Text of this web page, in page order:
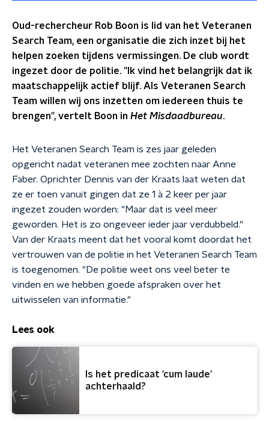
Oud-rechercheur Rob Boon is lid van het Veteranen
Search Team, een organisatie die zich inzet bij het
helpen zoeken tijdens vermissingen. De club wordt
ingezet door de politie. "Ik vind het belangrijk dat ik
maatschappelijk actief blijf. Als Veteranen Search
Team willen wij ons inzetten om iedereen thuis te
brengen", vertelt Boon in Het Misdaadbureau.
Het Veteranen Search Team is zes jaar geleden
opgericht nadat veteranen mee zochten naar Anne
Faber. Oprichter Dennis van der Kraats laat weten dat
ze er toen vanuit gingen dat ze 1 à 2 keer per jaar
ingezet zouden worden: "Maar dat is veel meer
geworden. Het is zo ongeveer ieder jaar verdubbeld."
Van der Kraats meent dat het vooral komt doordat het
vertrouwen van de politie in het Veteranen Search Team
is toegenomen. "De politie weet ons veel beter te
vinden en we hebben goede afspraken over het
uitwisselen van informatie."
Lees ook
Is het predicaat 'cum laude'
achterhaald?